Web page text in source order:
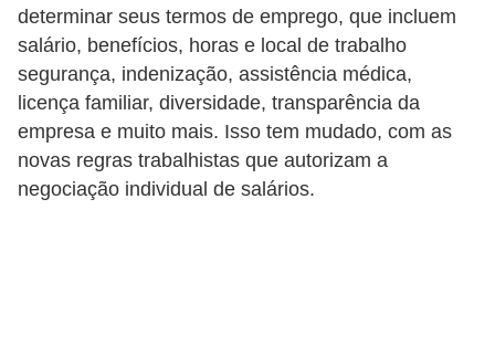
determinar seus termos de emprego, que incluem
salário, benefícios, horas e local de trabalho
segurança, indenização, assistência médica,
licença familiar, diversidade, transparência da
empresa e muito mais. Isso tem mudado, com as
novas regras trabalhistas que autorizam a
negociação individual de salários.
s
t
a
e
M
T